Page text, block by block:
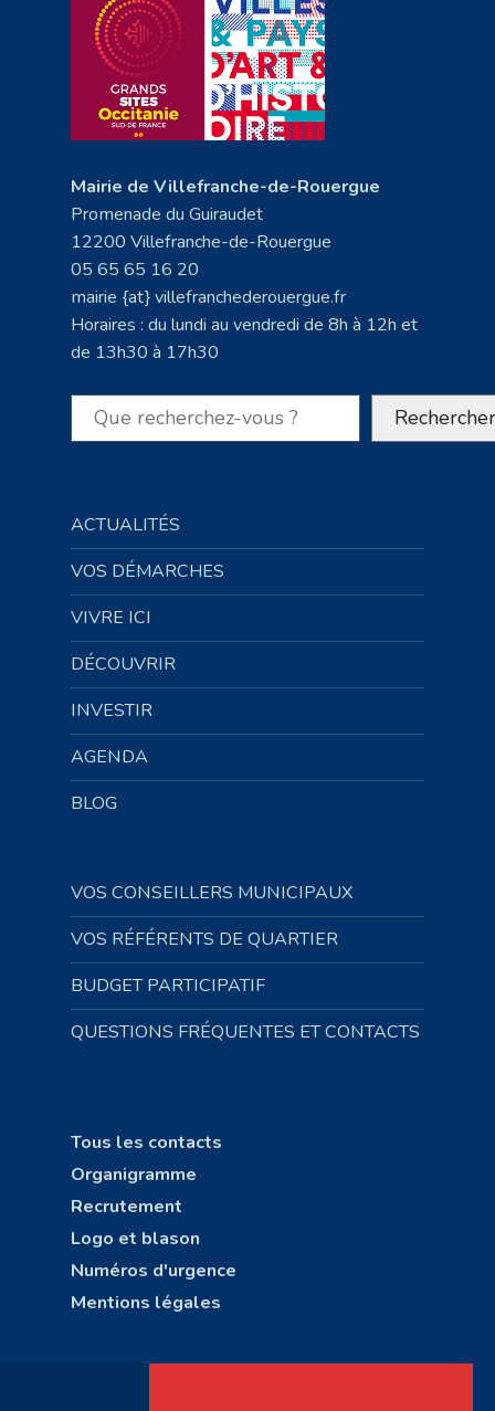
Mairie de Villefranche-de-Rouergue
Promenade du Guiraudet
12200 Villefranche-de-Rouergue
05 65 65 16 20
mairie {at} villefranchederouergue.fr
Horaires : du lundi au vendredi de 8h à 12h et
de 13h30 à 17h30
Rechercher Rechercher
ACTUALITÉS
VOS DÉMARCHES
VIVRE ICI
DÉCOUVRIR
INVESTIR
AGENDA
BLOG
VOS CONSEILLERS MUNICIPAUX
VOS RÉFÉRENTS DE QUARTIER
BUDGET PARTICIPATIF
QUESTIONS FRÉQUENTES ET CONTACTS
Tous les contacts
Organigramme
Recrutement
Logo et blason
Numéros d'urgence
Mentions légales